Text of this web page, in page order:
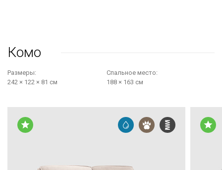
Комо
Размеры:
242 × 122 × 81 см
Cпальное место:
188 × 163 см